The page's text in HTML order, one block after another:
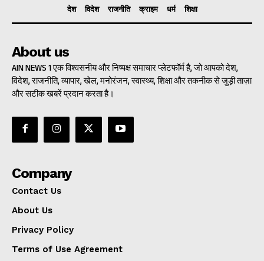
देश विदेश राजनीति क्राइम धर्म शिक्षा
About us
AIN NEWS 1 एक विश्वसनीय और निष्पक्ष समाचार प्लेटफॉर्म है, जो आपको देश,
विदेश, राजनीति, व्यापार, खेल, मनोरंजन, स्वास्थ्य, शिक्षा और तकनीक से जुड़ी ताज़ा
और सटीक खबरें प्रदान करता है।
Company
Contact Us
About Us
Privacy Policy
Terms of Use Agreement